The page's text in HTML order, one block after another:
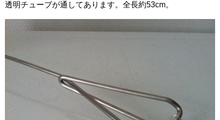
透明チューブが通してあります。全長約53cm。